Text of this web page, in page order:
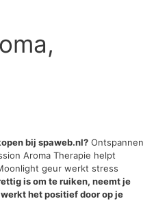
bij spaweb.nl? Ontspannen
Aroma Therapie helpt
geur werkt stress
is om te ruiken, neemt je
het positief door op je